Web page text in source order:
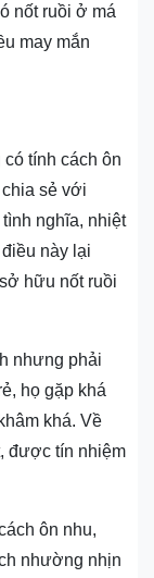
nốt ruồi ở má
may mắn
tính cách ôn
sẻ với
nghĩa, nhiệt
này lại
hữu nốt ruồi
nhưng phải
họ gặp khá
khá. Về
được tín nhiệm
ôn nhu,
nhường nhịn